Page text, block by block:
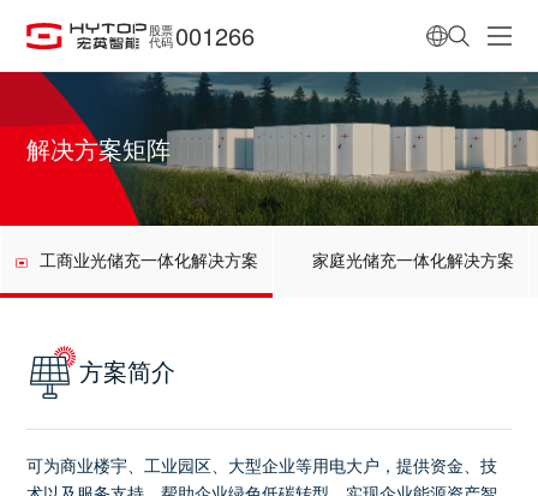
股票
代码 001266
解决方案矩阵
工商业光储充一体化解决方案 家庭光储充一体化解决方案
方案简介
可为商业楼宇、工业园区、大型企业等用电大户，提供资金、技